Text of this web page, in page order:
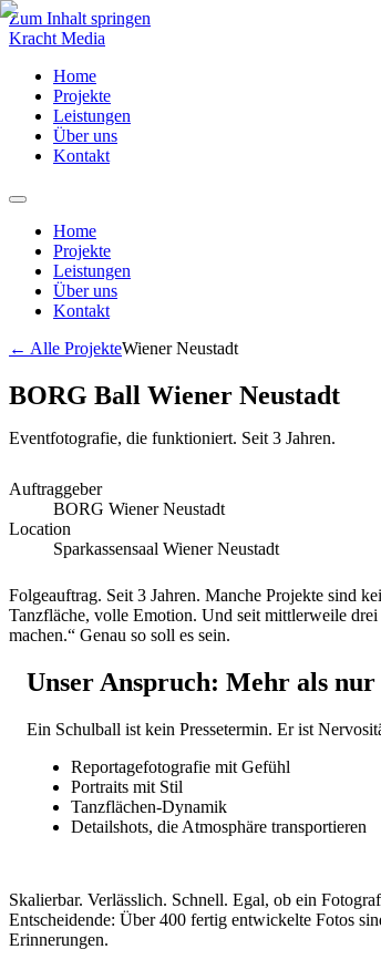
Zum Inhalt springen
Kracht Media
Home
Projekte
Leistungen
Über uns
Kontakt
Home
Projekte
Leistungen
Über uns
Kontakt
← Alle ProjekteWiener Neustadt
BORG Ball Wiener Neustadt
Eventfotografie, die funktioniert. Seit 3 Jahren.
Auftraggeber
BORG Wiener Neustadt
Location
Sparkassensaal Wiener Neustadt
Folgeauftrag. Seit 3 Jahren. Manche Projekte sind
Tanzfläche, volle Emotion. Und seit mittlerweile
machen.“ Genau so soll es sein.
Unser Anspruch: Mehr als nur
Ein Schulball ist kein Pressetermin. Er ist
Reportagefotografie mit Gefühl
Portraits mit Stil
Tanzflächen-Dynamik
Detailshots, die Atmosphäre transportieren
Skalierbar. Verlässlich. Schnell. Egal, ob ein
Entscheidende: Über 400 fertig entwickelte Fotos
Erinnerungen.